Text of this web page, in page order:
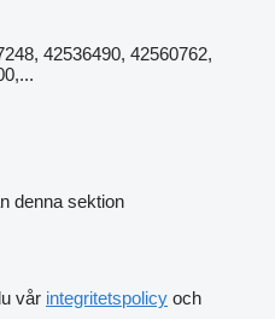
42536490, 42560762,
denna sektion
vår integritetspolicy och